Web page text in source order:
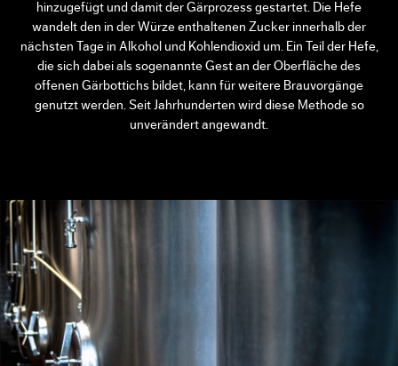
hinzugefügt und damit der Gärprozess gestartet. Die Hefe
wandelt den in der Würze enthaltenen Zucker innerhalb der
nächsten Tage in Alkohol und Kohlendioxid um. Ein Teil der Hefe,
die sich dabei als sogenannte Gest an der Oberfläche des
offenen Gärbottichs bildet, kann für weitere Brauvorgänge
genutzt werden. Seit Jahrhunderten wird diese Methode so
unverändert angewandt.